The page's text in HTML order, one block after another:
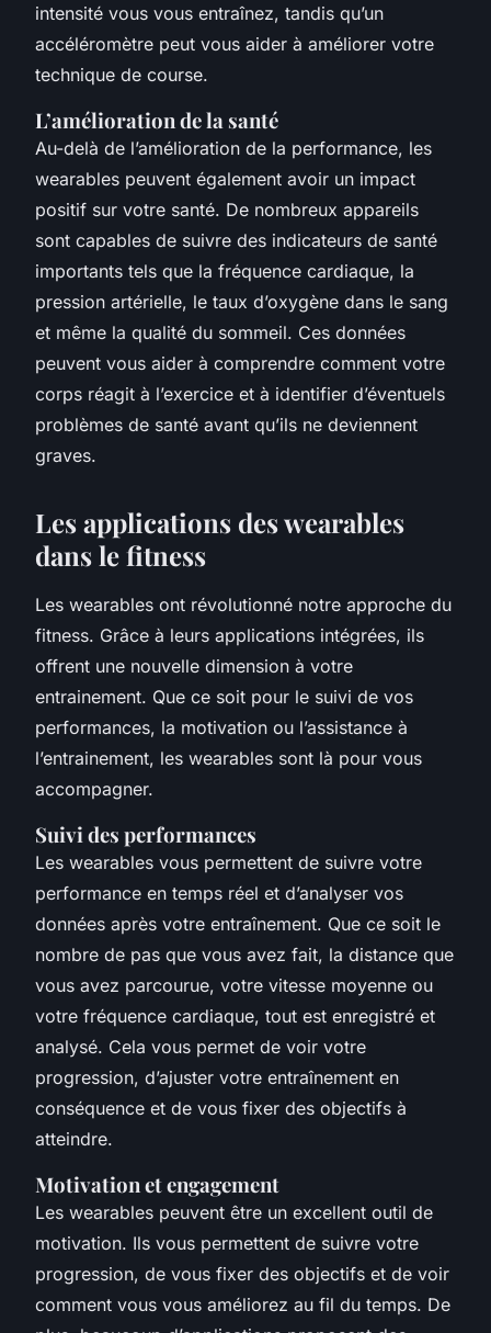
intensité vous vous entraînez, tandis qu’un
accéléromètre peut vous aider à améliorer votre
technique de course.
L’amélioration de la santé
Au-delà de l’amélioration de la performance, les
wearables peuvent également avoir un impact
positif sur votre santé. De nombreux appareils
sont capables de suivre des indicateurs de santé
importants tels que la fréquence cardiaque, la
pression artérielle, le taux d’oxygène dans le sang
et même la qualité du sommeil. Ces données
peuvent vous aider à comprendre comment votre
corps réagit à l’exercice et à identifier d’éventuels
problèmes de santé avant qu’ils ne deviennent
graves.
Les applications des wearables
dans le fitness
Les wearables ont révolutionné notre approche du
fitness. Grâce à leurs applications intégrées, ils
offrent une nouvelle dimension à votre
entrainement. Que ce soit pour le suivi de vos
performances, la motivation ou l’assistance à
l’entrainement, les wearables sont là pour vous
accompagner.
Suivi des performances
Les wearables vous permettent de suivre votre
performance en temps réel et d’analyser vos
données après votre entraînement. Que ce soit le
nombre de pas que vous avez fait, la distance que
vous avez parcourue, votre vitesse moyenne ou
votre fréquence cardiaque, tout est enregistré et
analysé. Cela vous permet de voir votre
progression, d’ajuster votre entraînement en
conséquence et de vous fixer des objectifs à
atteindre.
Motivation et engagement
Les wearables peuvent être un excellent outil de
motivation. Ils vous permettent de suivre votre
progression, de vous fixer des objectifs et de voir
comment vous vous améliorez au fil du temps. De